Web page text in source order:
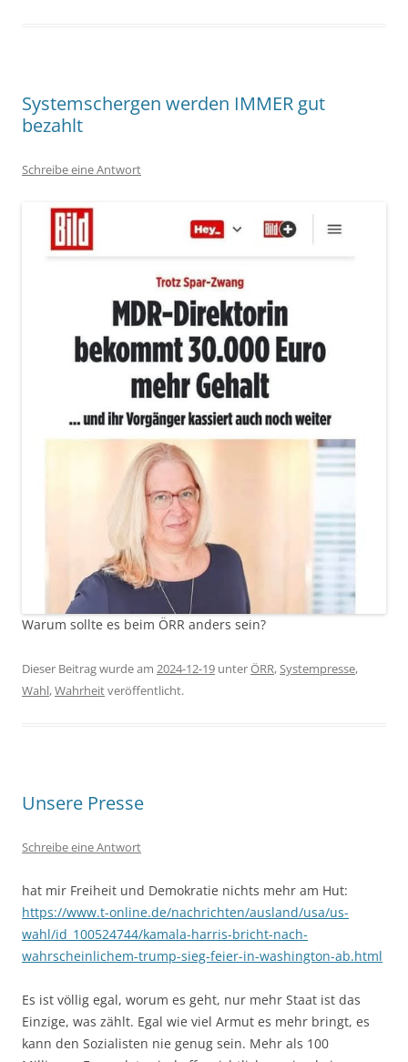
Systemschergen werden IMMER gut
bezahlt
Schreibe eine Antwort
Warum sollte es beim ÖRR anders sein?
Dieser Beitrag wurde am 2024-12-19 unterÖRR,Systempresse,
Wahl,Wahrheitveröffentlicht.
Unsere Presse
Schreibe eine Antwort
hat mir Freiheit und Demokratie nichts mehr am Hut:
https://www.t-online.de/nachrichten/ausland/usa/us-
wahl/id_100524744/kamala-harris-bricht-nach-
wahrscheinlichem-trump-sieg-feier-in-washington-ab.html
Es ist völlig egal, worum es geht, nur mehr Staat ist das
Einzige, was zählt. Egal wie viel Armut es mehr bringt, es
kann den Sozialisten nie genug sein. Mehr als 100